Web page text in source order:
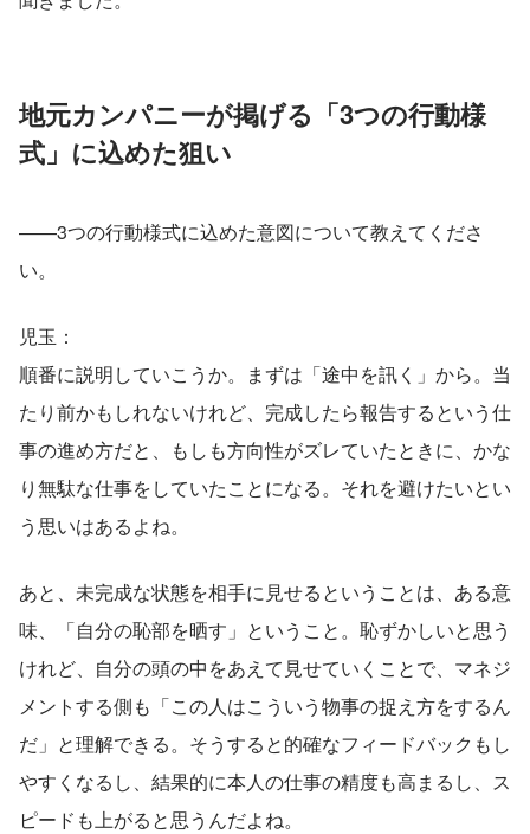
地元カンパニーが掲げる「3つの行動様
式」に込めた狙い
——3つの行動様式に込めた意図について教えてくださ
い。
児玉：
順番に説明していこうか。まずは「途中を訊く」から。当
たり前かもしれないけれど、完成したら報告するという仕
事の進め方だと、もしも方向性がズレていたときに、かな
り無駄な仕事をしていたことになる。それを避けたいとい
う思いはあるよね。
あと、未完成な状態を相手に見せるということは、ある意
味、「自分の恥部を晒す」ということ。恥ずかしいと思う
けれど、自分の頭の中をあえて見せていくことで、マネジ
メントする側も「この人はこういう物事の捉え方をするん
だ」と理解できる。そうすると的確なフィードバックもし
やすくなるし、結果的に本人の仕事の精度も高まるし、ス
ピードも上がると思うんだよね。